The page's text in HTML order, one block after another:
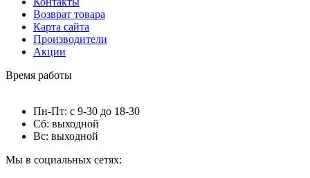
Возврат товара
Карта сайта
Производители
Акции
Время работы
Пн-Пт: с 9-30 до 18-30
Сб: выходной
Вс: выходной
Мы в социальных сетях: